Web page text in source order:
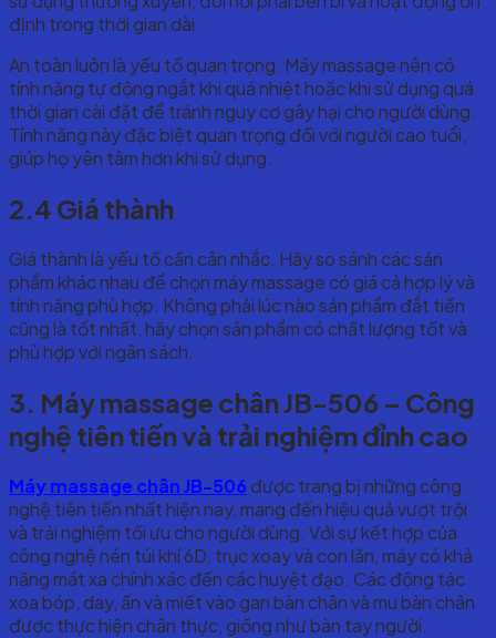
định trong thời gian dài.
An toàn luôn là yếu tố quan trọng. Máy massage nên có
tính năng tự động ngắt khi quá nhiệt hoặc khi sử dụng quá
thời gian cài đặt để tránh nguy cơ gây hại cho người dùng.
Tính năng này đặc biệt quan trọng đối với người cao tuổi,
giúp họ yên tâm hơn khi sử dụng.
2.4 Giá thành
Giá thành là yếu tố cần cân nhắc. Hãy so sánh các sản
phẩm khác nhau để chọn máy massage có giá cả hợp lý và
tính năng phù hợp. Không phải lúc nào sản phẩm đắt tiền
cũng là tốt nhất, hãy chọn sản phẩm có chất lượng tốt và
phù hợp với ngân sách.
3. Máy massage chân JB-506 – Công
nghệ tiên tiến và trải nghiệm đỉnh cao
Máy massage chân JB-506 được trang bị những công
nghệ tiên tiến nhất hiện nay, mang đến hiệu quả vượt trội
và trải nghiệm tối ưu cho người dùng. Với sự kết hợp của
công nghệ nén túi khí 6D, trục xoay và con lăn, máy có khả
năng mát xa chính xác đến các huyệt đạo. Các động tác
xoa bóp, day, ấn và miết vào gan bàn chân và mu bàn chân
được thực hiện chân thực, giống như bàn tay người.